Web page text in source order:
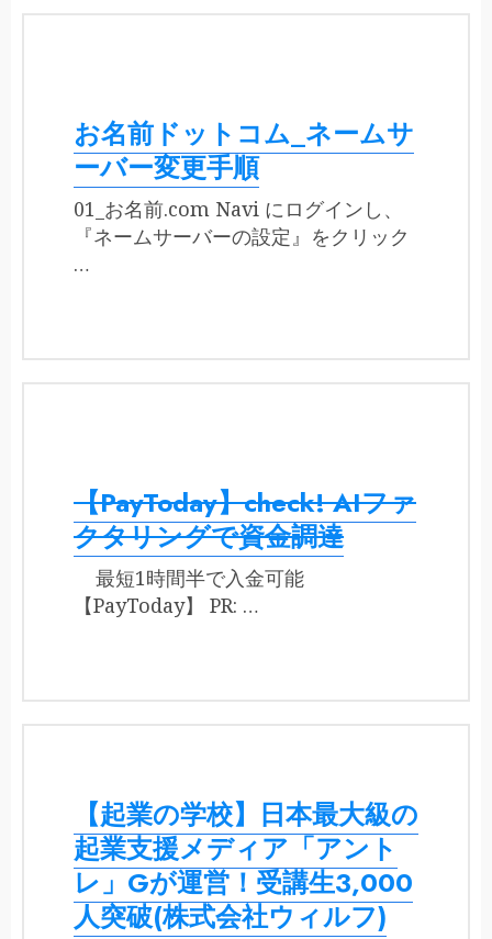
お名前ドットコム_ネームサ
ーバー変更手順
01_お名前.com Navi にログインし、
『ネームサーバーの設定』をクリック
…
【PayToday】check! AIファ
クタリングで資金調達
最短1時間半で入金可能
【PayToday】 PR: …
【起業の学校】日本最大級の
起業支援メディア「アント
レ」Gが運営！受講生3,000
人突破(株式会社ウィルフ)